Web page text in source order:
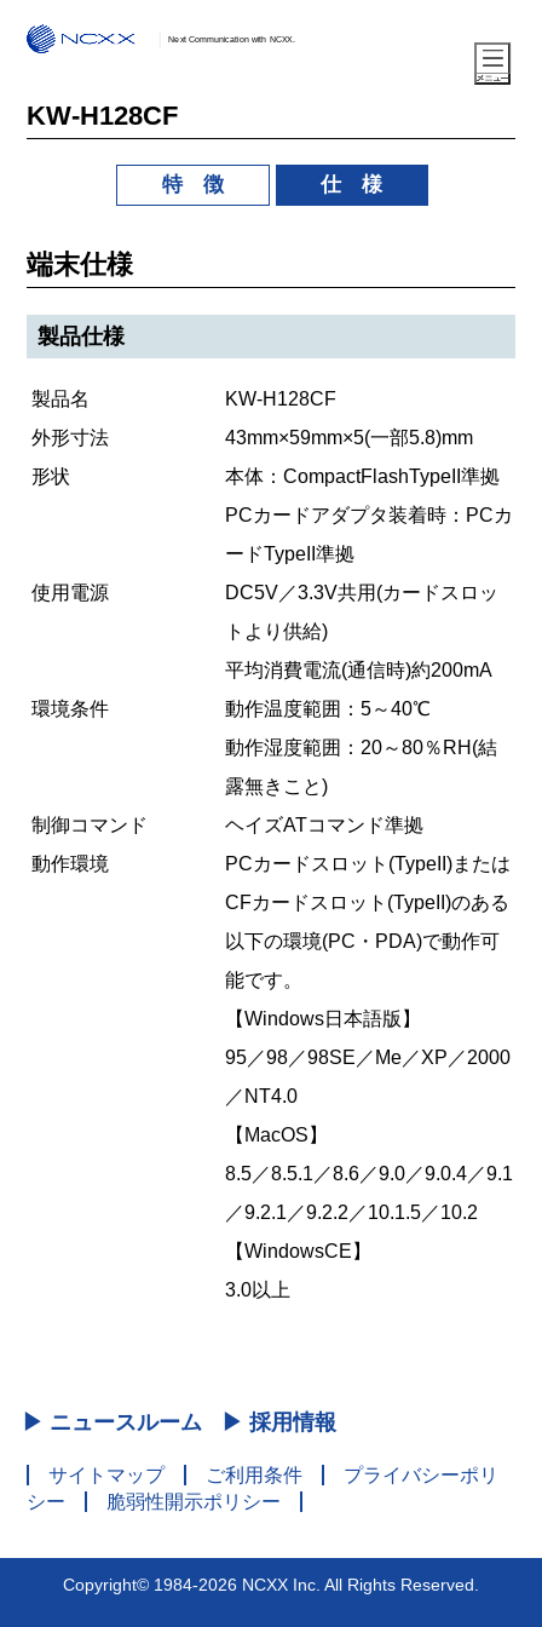
Next Communication with NCXX.
KW-H128CF
特 徴 仕 様
端末仕様
製品仕様
製品名
KW-H128CF
外形寸法
43mm×59mm×5(一部5.8)mm
形状
本体：CompactFlashTypeII準拠
PCカードアダプタ装着時：PCカ
ードTypeII準拠
使用電源
DC5V／3.3V共用(カードスロッ
トより供給)
平均消費電流(通信時)約200mA
環境条件
動作温度範囲：5～40℃
動作湿度範囲：20～80％RH(結
露無きこと)
制御コマンド
ヘイズATコマンド準拠
動作環境
PCカードスロット(TypeII)または
CFカードスロット(TypeII)のある
以下の環境(PC・PDA)で動作可
能です。
【Windows日本語版】
95／98／98SE／Me／XP／2000
／NT4.0
【MacOS】
8.5／8.5.1／8.6／9.0／9.0.4／9.1
／9.2.1／9.2.2／10.1.5／10.2
【WindowsCE】
3.0以上
▶ ニュースルーム ▶ 採用情報
サイトマップ ご利用条件
プライバシーポリ
シー
脆弱性開示ポリシー
Copyright© 1984-2026 NCXX Inc. All Rights Reserved.